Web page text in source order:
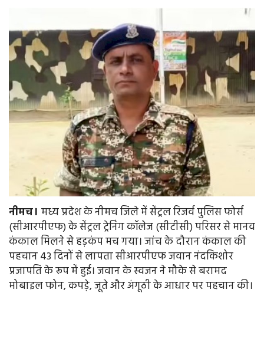
नीमच। मध्य प्रदेश के नीमच जिले में सेंट्रल रिजर्व पुलिस फोर्स
(सीआरपीएफ) के सेंट्रल ट्रेनिंग कॉलेज (सीटीसी) परिसर से मानव
कंकाल मिलने से हड़कंप मच गया। जांच के दौरान कंकाल की
पहचान 43 दिनों से लापता सीआरपीएफ जवान नंदकिशोर
प्रजापति के रूप में हुई। जवान के स्वजन ने मौके से बरामद
मोबाइल फोन, कपड़े, जूते और अंगूठी के आधार पर पहचान की।